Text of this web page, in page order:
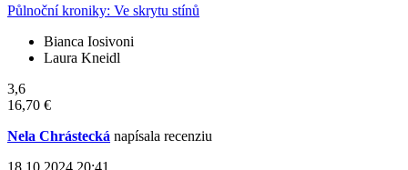
Půlnoční kroniky: Ve skrytu stínů
Bianca Iosivoni
Laura Kneidl
3,6
16,70 €
Nela Chrástecká napísala recenziu
18.10.2024 20:41